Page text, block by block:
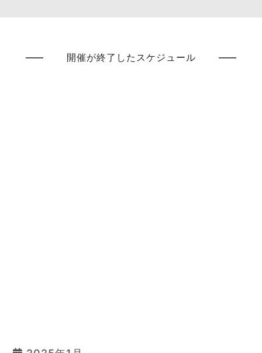
開催が終了したスケジュール